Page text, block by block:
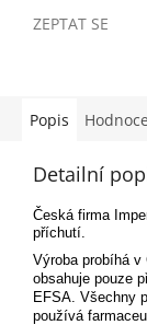
ZEPTAT SE
Popis
Detailní
Česká firma
příchutí.
Výroba probíhá v
obsahuje pouze
EFSA. Všechny
používá